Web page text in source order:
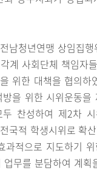
남청년연맹 상임집
계 사회단체 책임자
위한 대책을 협의하
을 위한 시위운동을
찬성하여 제2차
국적 학생시위로 확
적으로 지도하기 위
업무를 분담하여 계획